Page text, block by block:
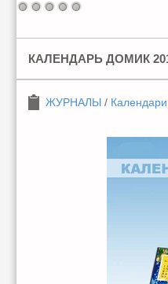
КАЛЕНДАРЬ ДОМИК
ЖУРНАЛЫ / Календари